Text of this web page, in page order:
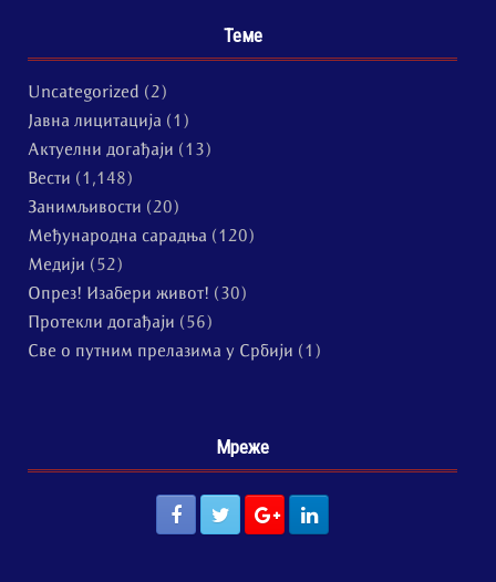
Теме
Uncategorized (2)
Јавна лицитација (1)
Актуелни догађаји (13)
Вести (1,148)
Занимљивости (20)
Међународна сарадња (120)
Медији (52)
Опрез! Изабери живот! (30)
Протекли догађаји (56)
Све о путним прелазима у Србији (1)
Мреже